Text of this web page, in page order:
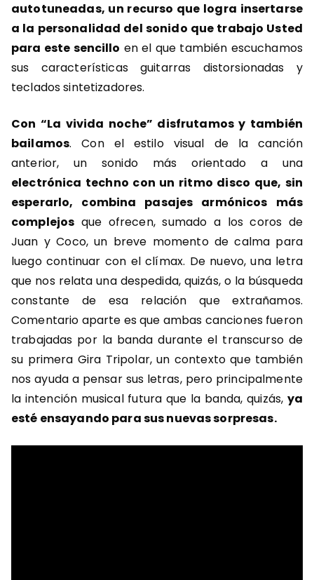
autotuneadas, un recurso que logra insertarse
a la personalidad del sonido que trabajo Usted
para este sencillo en el que también escuchamos
sus características guitarras distorsionadas y
teclados sintetizadores.
Con “La vivida noche” disfrutamos y también
bailamos. Con el estilo visual de la canción
anterior, un sonido más orientado a una
electrónica techno con un ritmo disco que, sin
esperarlo, combina pasajes armónicos más
complejos que ofrecen, sumado a los coros de
Juan y Coco, un breve momento de calma para
luego continuar con el clímax. De nuevo, una letra
que nos relata una despedida, quizás, o la búsqueda
constante de esa relación que extrañamos.
Comentario aparte es que ambas canciones fueron
trabajadas por la banda durante el transcurso de
su primera Gira Tripolar, un contexto que también
nos ayuda a pensar sus letras, pero principalmente
la intención musical futura que la banda, quizás, ya
esté ensayando para sus nuevas sorpresas.